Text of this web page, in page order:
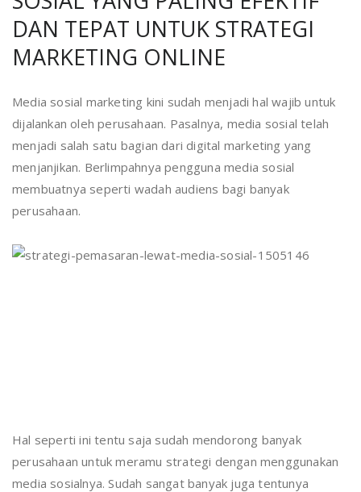
DAN TEPAT UNTUK STRATEGI
MARKETING ONLINE
Media sosial marketing kini sudah menjadi hal wajib untuk
dijalankan oleh perusahaan. Pasalnya, media sosial telah
menjadi salah satu bagian dari digital marketing yang
menjanjikan. Berlimpahnya pengguna media sosial
membuatnya seperti wadah audiens bagi banyak
perusahaan.
Hal seperti ini tentu saja sudah mendorong banyak
perusahaan untuk meramu strategi dengan menggunakan
media sosialnya. Sudah sangat banyak juga tentunya